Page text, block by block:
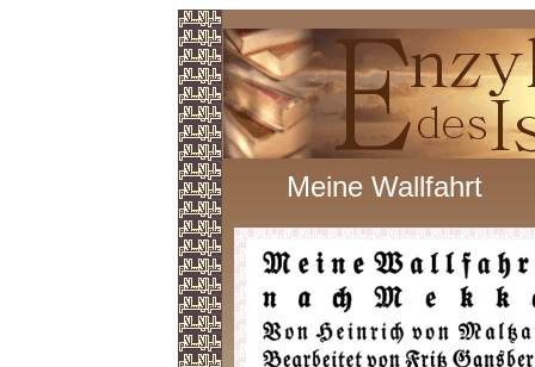
Meine Wallfahrt